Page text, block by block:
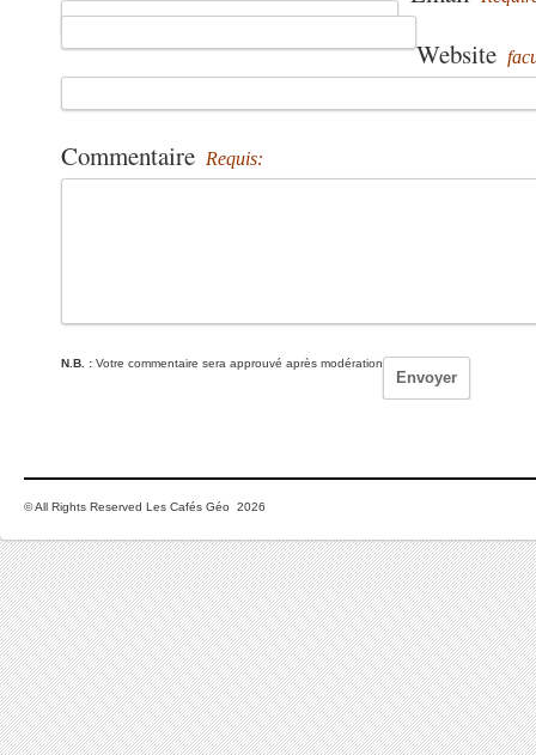
Website
Commentaire Requis:
N.B. : Votre commentaire sera approuvé après modération
© All Rights Reserved Les Cafés Géo 2026